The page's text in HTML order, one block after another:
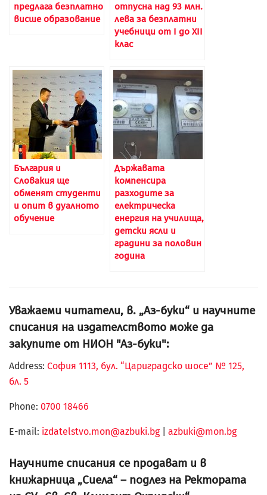
предлага безплатно
висше образование
отпусна над 93 млн.
лева за безплатни
учебници от I до XII
клас
България и
Словакия ще
обменят студенти
и опит в дуалното
обучение
Държавата
компенсира
разходите за
електрическа
енергия на училища,
детски ясли и
градини за половин
година
Уважаеми читатели, в. „Аз-буки“ и научните
списания на издателството може да
закупите от НИОН "Аз-буки":
Address: София 1113, бул. “Цариградско шосе” № 125,
бл. 5
Phone: 0700 18466
Е-mail: izdatelstvo.mon@azbuki.bg| azbuki@mon.bg
Научните списания се продават и в
книжарница „Сиела“ – подлез на Ректората